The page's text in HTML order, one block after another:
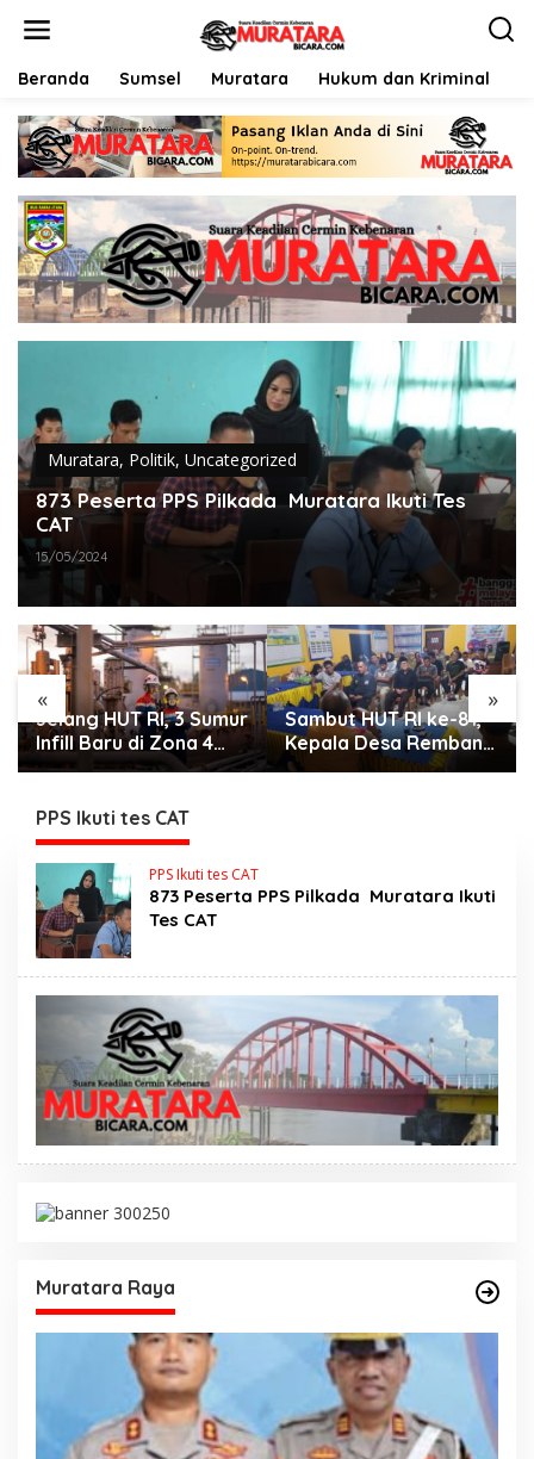
Beranda Sumsel Muratara Hukum dan Kriminal
Muratara, Politik, Uncategorized
873 Peserta PPS Pilkada Muratara Ikuti Tes
CAT
15/05/2024
« »
Jelang HUT RI, 3 Sumur
Infill Baru di Zona 4
Dukung Kedaulatan
Sambut HUT RI ke-81,
Kepala Desa Remban
Gelar Rapat Persiapan
PPS Ikuti tes CAT
PPS Ikuti tes CAT
873 Peserta PPS Pilkada Muratara Ikuti
Tes CAT
Muratara Raya